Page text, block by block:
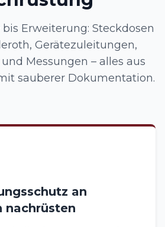
Erweiterung: Steckdosen
Gerätezuleitungen,
Messungen – alles aus
sauberer Dokumentation.
an
nachrüsten